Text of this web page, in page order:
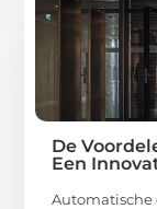
De
Een
Automatische